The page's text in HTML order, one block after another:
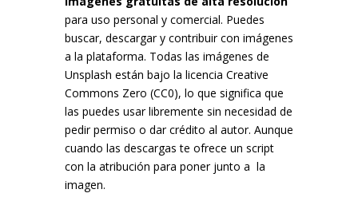
para uso personal y comercial. Puedes
buscar, descargar y contribuir con imágenes
a la plataforma. Todas las imágenes de
Unsplash están bajo la licencia Creative
Commons Zero (CC0), lo que significa que
las puedes usar libremente sin necesidad de
pedir permiso o dar crédito al autor. Aunque
cuando las descargas te ofrece un script
con la atribución para poner junto a la
imagen.